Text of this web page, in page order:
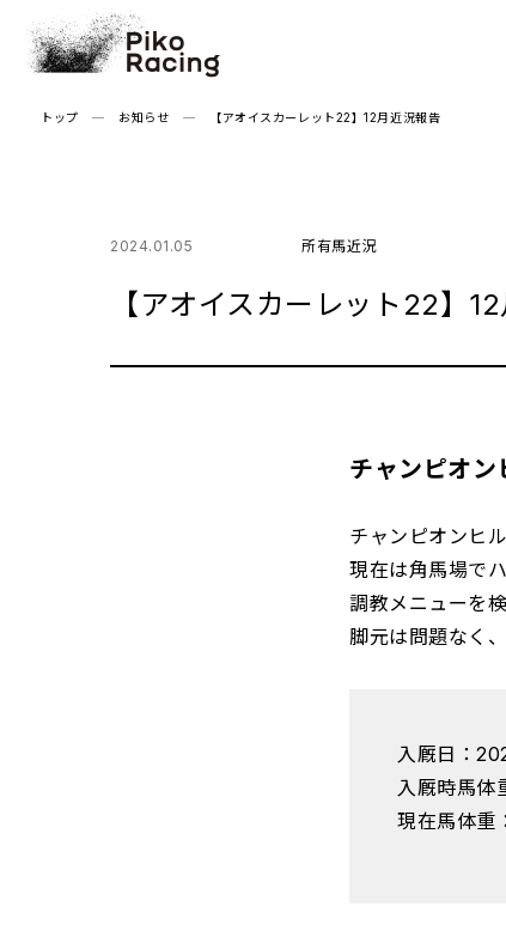
トップ お知らせ 【アオイスカーレット22】12月近況報告
2024.01.05 所有馬近況
【アオイスカーレット22】
チャンピオ
チャンピオンヒ
現在は角馬場で
調教メニューを
脚元は問題なく
入厩日：
入厩時馬体
現在馬体